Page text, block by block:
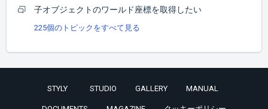
子オブジェクトのワールド座標を取得したい
225個のトピックをすべて見る
STYLY STUDIO GALLERY MANUAL